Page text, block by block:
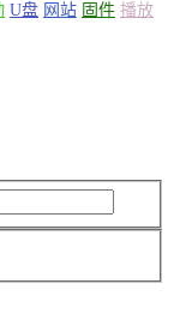
U盘 网站 固件 播放